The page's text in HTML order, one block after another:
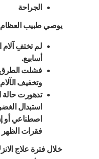
الجراحة
يوصي طبيب العظام
أسابيع.
فشلت الطرق
وتخفيف
تدهورت
استبدال
اصطناعي أو
فقرات الظهر
خلال فترة علاج